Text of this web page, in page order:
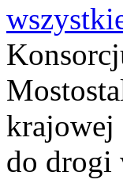
krajowej
do drogi